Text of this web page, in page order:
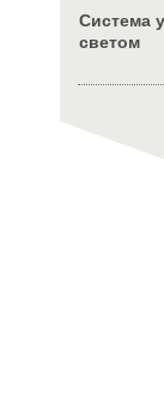
Система
светом